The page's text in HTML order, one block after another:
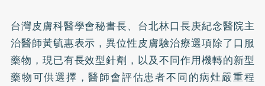
台灣皮膚科醫學會秘書長、台北林口長庚紀念醫院主
治醫師黃毓惠表示，異位性皮膚驗治療選項除了口服
藥物，現已有長效型針劑，以及不同作用機轉的新型
藥物可供選擇，醫師會評估患者不同的病灶嚴重程